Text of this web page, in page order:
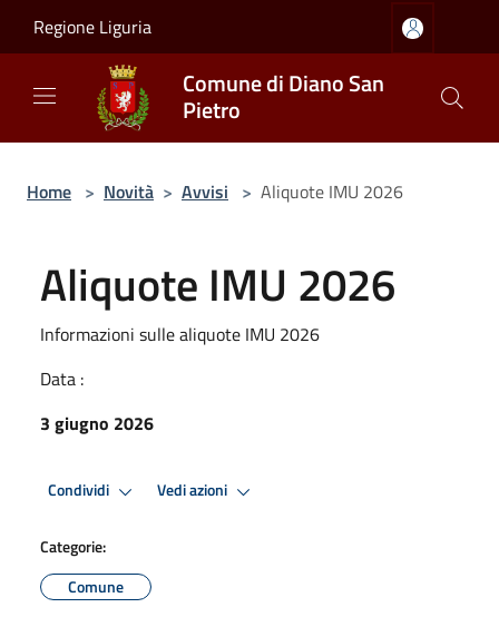
Regione Liguria
Comune di Diano San
Pietro
Home > Novità > Avvisi > Aliquote IMU 2026
Aliquote IMU 2026
Informazioni sulle aliquote IMU 2026
Data :
3 giugno 2026
Condividi Vedi azioni
Categorie:
Comune